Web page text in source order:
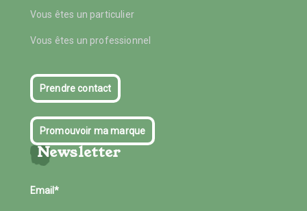
Vous êtes un particulier
Vous êtes un professionnel
Prendre contact
Promouvoir ma marque
Newsletter